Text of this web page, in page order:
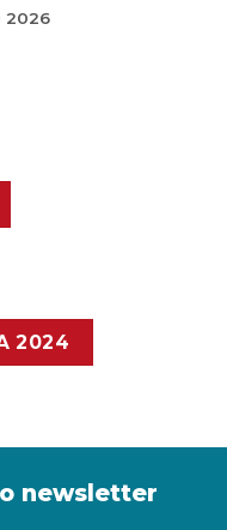
2026
2024
newsletter